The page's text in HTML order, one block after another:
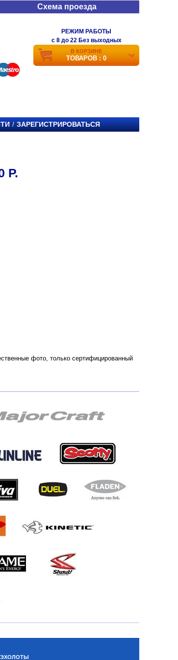
Схема проезда
РЕЖИМ РАБОТЫ
c 8 до 22 Без выходных
В КОРЗИНЕ
ТОВАРОВ : 0
/ ЗАРЕГИСТРИРОВАТЬСЯ
Р.
фото, только сертифицированный
ЭХОЛОТЫ